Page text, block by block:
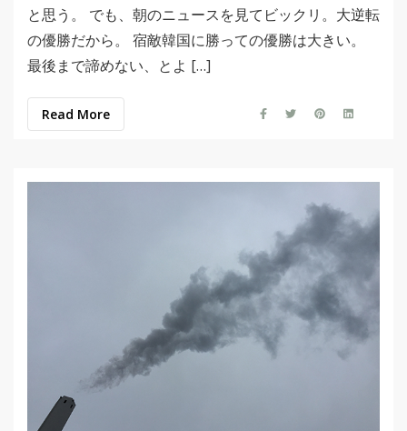
と思う。 でも、朝のニュースを見てビックリ。大逆転
の優勝だから。 宿敵韓国に勝っての優勝は大きい。
最後まで諦めない、とよ […]
Read More